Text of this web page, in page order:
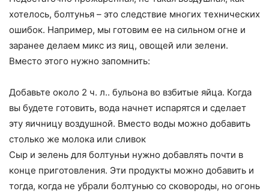
хотелось, болтунья – это следствие многих технических
ошибок. Например, мы готовим ее на сильном огне и
заранее делаем микс из яиц, овощей или зелени.
Вместо этого нужно запомнить:
Добавьте около 2 ч. л.. бульона во взбитые яйца. Когда
вы будете готовить, вода начнет испарятся и сделает
эту яичницу воздушной. Вместо воды можно добавить
столько же молока или сливок
Сыр и зелень для болтуньи нужно добавлять почти в
конце приготовления. Эти продукты можно добавить и
тогда, когда не убрали болтунью со сковороды, но огонь